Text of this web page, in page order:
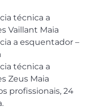
técnica a
Vaillant Maia
a esquentador –
técnica a
Zeus Maia
profissionais, 24